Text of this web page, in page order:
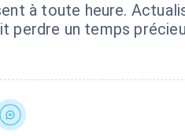
à toute heure.
perdre un temps